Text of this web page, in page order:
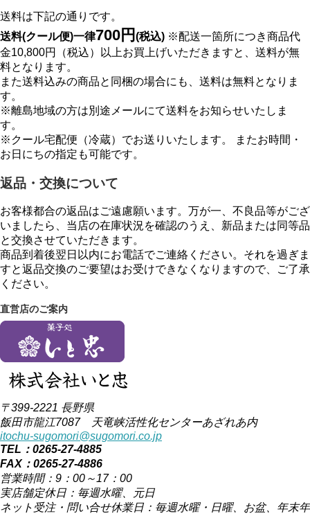
送料は下記の通りです。
送料(クール便)一律700円 (税込) ※配送一箇所につき商品代
金10,800円（税込）以上お買上げいただきますと、送料が無
料となります。
また送料込みの商品と同梱の場合にも、送料は無料となりま
す。
※離島地域の方は別途メールにて送料をお知らせいたしま
す。
※クール宅配便（冷蔵）でお送りいたします。 またお時間・
お日にちの指定も可能です。
返品・交換について
お客様都合の返品はご遠慮願います。万が一、不良品等がござ
いましたら、当店の在庫状況を確認のうえ、新品または同等品
と交換させていただきます。
商品到着後翌日以内にお電話でご連絡ください。それを過ぎま
すと返品交換のご要望はお受けできなくなりますので、ご了承
ください。
直営店のご案内
〒399-2221 長野県
飯田市龍江7087 天竜峡活性化センターあざれあ内
itochu-sugomori@sugomori.co.jp
TEL：0265-27-4885
FAX：0265-27-4886
営業時間：9：00～17：00
実店舗定休日：毎週水曜、元日
ネット受注・問い合せ休業日：毎週水曜・日曜、お盆、年末年